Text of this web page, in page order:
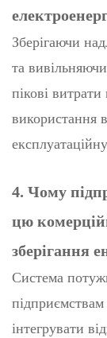
Зберігаючи
та
пікові
використання
4. Чому
цю
зберігання
Система
підприємствам
інтегрувати